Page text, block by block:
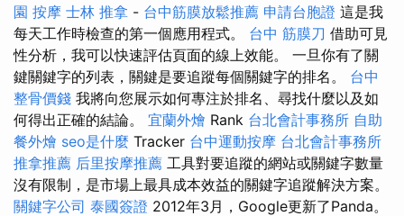
園 按摩 士林 推拿 - 台中筋膜放鬆推薦 申請台胞證 這是我
每天工作時檢查的第一個應用程式。 台中 筋膜刀 借助可見
性分析，我可以快速評估頁面的線上效能。 一旦你有了關
鍵關鍵字的列表，關鍵是要追蹤每個關鍵字的排名。 台中
整骨價錢 我將向您展示如何專注於排名、尋找什麼以及如
何得出正確的結論。 宜蘭外燴 Rank 台北會計事務所 自助
餐外燴 seo是什麼 Tracker 台中運動按摩 台北會計事務所
推拿推薦 后里按摩推薦 工具對要追蹤的網站或關鍵字數量
沒有限制，是市場上最具成本效益的關鍵字追蹤解決方案。
關鍵字公司 泰國簽證 2012年3月，Google更新了Panda。